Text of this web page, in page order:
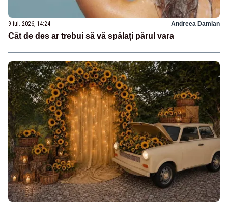
9 iul. 2026, 14:24 Andreea Damian
Cât de des ar trebui să vă spălați părul vara